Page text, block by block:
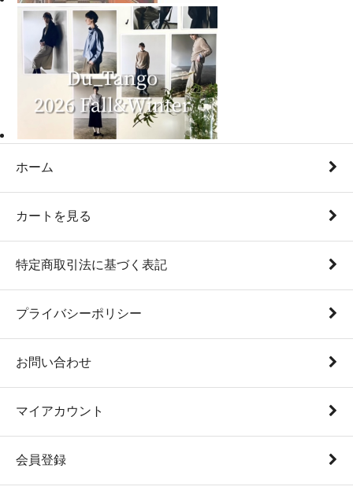
ホーム
カートを見る
特定商取引法に基づく表記
プライバシーポリシー
お問い合わせ
マイアカウント
会員登録